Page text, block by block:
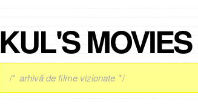
KUL'S MOVIES
/* arhivă de filme vizionate */